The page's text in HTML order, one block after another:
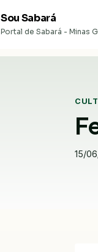
Sou Sabará
Portal de Sabará - Minas
15/